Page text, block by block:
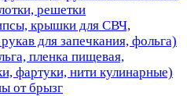
решетки
крышки для СВЧ,
для запечкания, фольга)
пленка пищевая,
фартуки, нити кулинарные)
от брызг